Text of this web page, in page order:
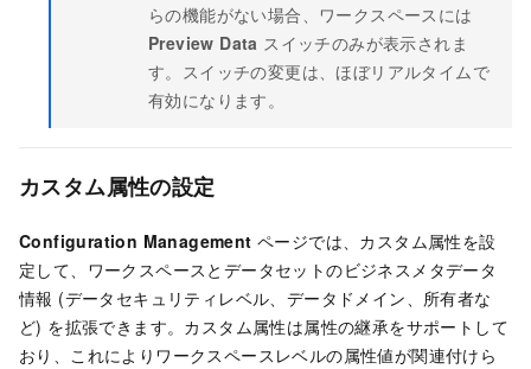
らの機能がない場合、ワークスペースには
Preview Data スイッチのみが表示されま
す。スイッチの変更は、ほぼリアルタイムで
有効になります。
カスタム属性の設定
Configuration Management ページでは、カスタム属性を設
定して、ワークスペースとデータセットのビジネスメタデータ
情報 (データセキュリティレベル、データドメイン、所有者な
ど) を拡張できます。カスタム属性は属性の継承をサポートして
おり、これによりワークスペースレベルの属性値が関連付けら